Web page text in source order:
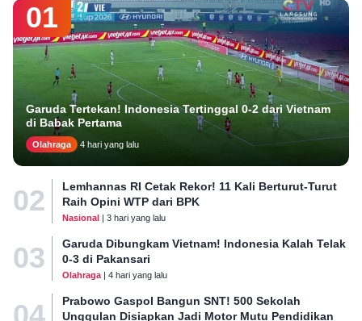
01
Garuda Tertekan! Indonesia Tertinggal 0-2 dari Vietnam
di Babak Pertama
Olahraga 4 hari yang lalu
02
Lemhannas RI Cetak Rekor! 11 Kali Berturut-Turut
Raih Opini WTP dari BPK
Nasional| 3 hari yang lalu
03
Garuda Dibungkam Vietnam! Indonesia Kalah Telak
0-3 di Pakansari
Olahraga| 4 hari yang lalu
Prabowo Gaspol Bangun SNT! 500 Sekolah
Unggulan Disiapkan Jadi Motor Mutu Pendidikan